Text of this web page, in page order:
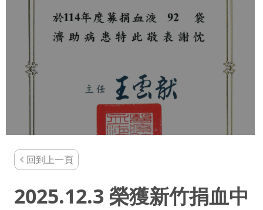
回到上一頁
2025.12.3 榮獲新竹捐血中